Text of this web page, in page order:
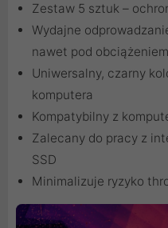
Zestaw 5 sztuk –
Wydajne
nawet pod obciążeniem
Uniwersalny, czarny
komputera
Kompatybilny z
Zalecany do pracy z
SSD
Minimalizuje ryzyko